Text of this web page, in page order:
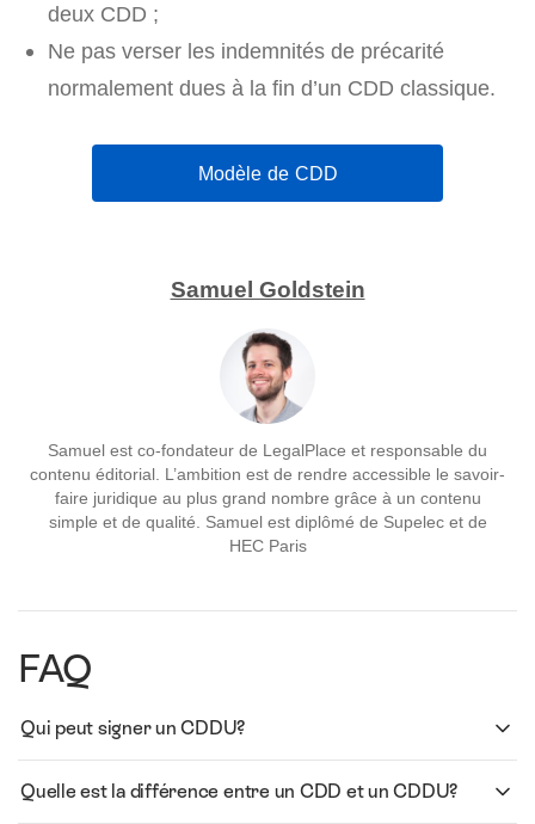
deux CDD ;
Ne pas verser les indemnités de précarité
normalement dues à la fin d’un CDD classique.
Modèle de CDD
Samuel Goldstein
Samuel est co-fondateur de LegalPlace et responsable du
contenu éditorial. L’ambition est de rendre accessible le savoir-
faire juridique au plus grand nombre grâce à un contenu
simple et de qualité. Samuel est diplômé de Supelec et de
HEC Paris
FAQ
Qui peut signer un CDDU?
Quelle est la différence entre un CDD et un CDDU?